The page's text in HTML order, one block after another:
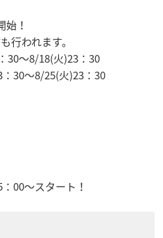
！
行われます。
30～8/18(火)23：30
30～8/25(火)23：30
00～スタート！